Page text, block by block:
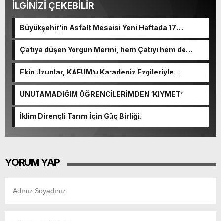
İLGİNİZİ ÇEKEBİLİR
Büyükşehir’in Asfalt Mesaisi Yeni Haftada 17
Noktada Sürecek.
Çatıya düşen Yorgun Mermi, hem Çatıyı hem de
Kulplu Tası delip geçti.
Ekin Uzunlar, KAFUM’u Karadeniz Ezgileriyle
UNUTAMADIĞIM ÖĞRENCİLERİMDEN ‘KIYMET’
İklim Dirençli Tarım İçin Güç Birliği.
YORUM YAP